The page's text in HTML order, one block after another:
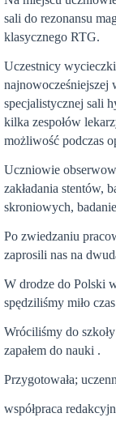
sali do rezonansu
klasycznego RTG.
Uczestnicy
najnowocześniejszej
specjalistycznej sali
kilka zespołów
możliwość podczas
Uczniowie
zakładania stentów,
skroniowych,
Po zwiedzaniu
zaprosili nas na
W drodze do Polski
spędziliśmy miło
Wróciliśmy do
zapałem do nauki .
Przygotowała;
współpraca